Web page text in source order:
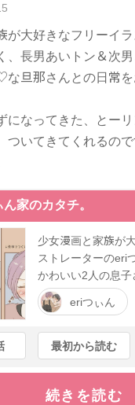
が大好きなフリーイ
、長男あいトン＆次
旦那さんとの日常を
になってきた、とー
ついてきてくれるの
家のカタチ。
少女漫画と家族が
ストレーターのeri
かわいい2人の息
eriつぃん
最初から読む
続きを読む